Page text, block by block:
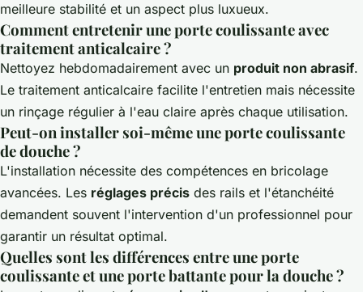
meilleure stabilité et un aspect plus luxueux.
Comment entretenir une porte coulissante avec
traitement anticalcaire ?
Nettoyez hebdomadairement avec un produit non abrasif.
Le traitement anticalcaire facilite l'entretien mais nécessite
un rinçage régulier à l'eau claire après chaque utilisation.
Peut-on installer soi-même une porte coulissante
de douche ?
L'installation nécessite des compétences en bricolage
avancées. Les réglages précis des rails et l'étanchéité
demandent souvent l'intervention d'un professionnel pour
garantir un résultat optimal.
Quelles sont les différences entre une porte
coulissante et une porte battante pour la douche ?